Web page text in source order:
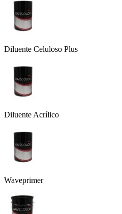
Diluente Celuloso Plus
Diluente Acrílico
Waveprimer